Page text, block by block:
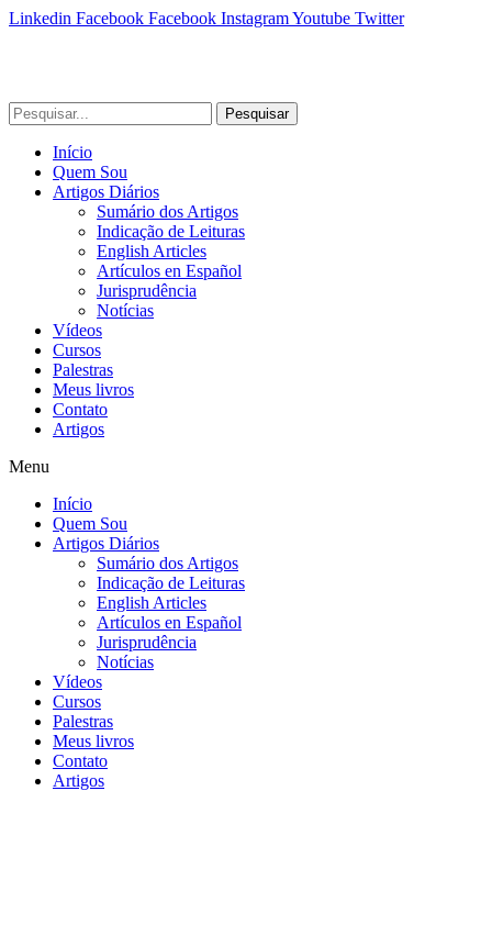
Linkedin Facebook Facebook InstagramYoutube Twitter
Pesquisar
Início
Quem Sou
Artigos Diários
Sumário dos Artigos
Indicação de Leituras
English Articles
Artículos en Español
Jurisprudência
Notícias
Vídeos
Cursos
Palestras
Meus livros
Contato
Artigos
Menu
Início
Quem Sou
Artigos Diários
Sumário dos Artigos
Indicação de Leituras
English Articles
Artículos en Español
Jurisprudência
Notícias
Vídeos
Cursos
Palestras
Meus livros
Contato
Artigos